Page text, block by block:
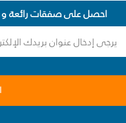
احصل على صفقات رائعة